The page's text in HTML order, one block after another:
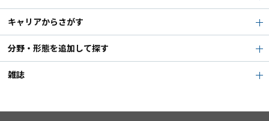
キャリアからさがす
分野・形態を追加して探す
雑誌